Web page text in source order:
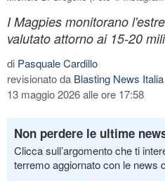
I Magpies monitorano
valutato attorno ai 15-20
di Pasquale Cardillo
revisionato da Blasting News Italia
13 maggio 2026 alle ore 17:58
Non perdere le ultime
Clicca sull’argomento che ti
terremo aggiornato con le news